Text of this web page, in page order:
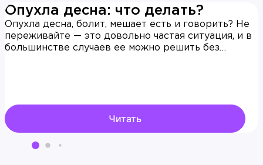
Опухла десна: что делать?
Опухла десна, болит, мешает есть и говорить? Не
переживайте — это довольно частая ситуация, и в
большинстве случаев ее можно решить без
Читать